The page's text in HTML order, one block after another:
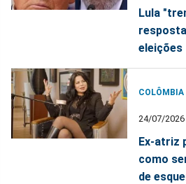
Lula
eleições
COLÔMBIA
24/07/2026
Ex-atriz
como
de